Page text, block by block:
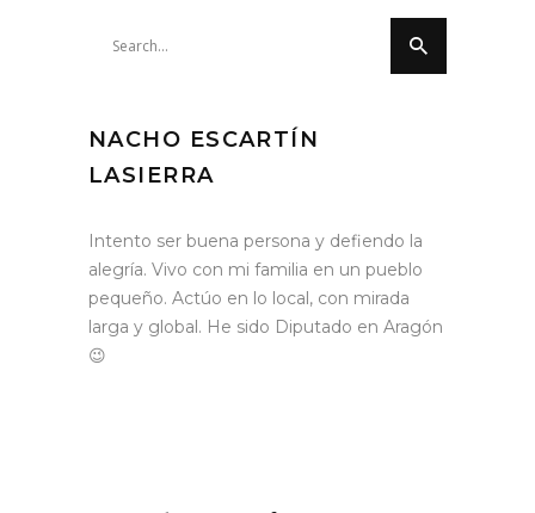
NACHO ESCARTÍN
LASIERRA
Intento ser buena persona y defiendo la
alegría. Vivo con mi familia en un pueblo
pequeño. Actúo en lo local, con mirada
larga y global. He sido Diputado en Aragón
😉